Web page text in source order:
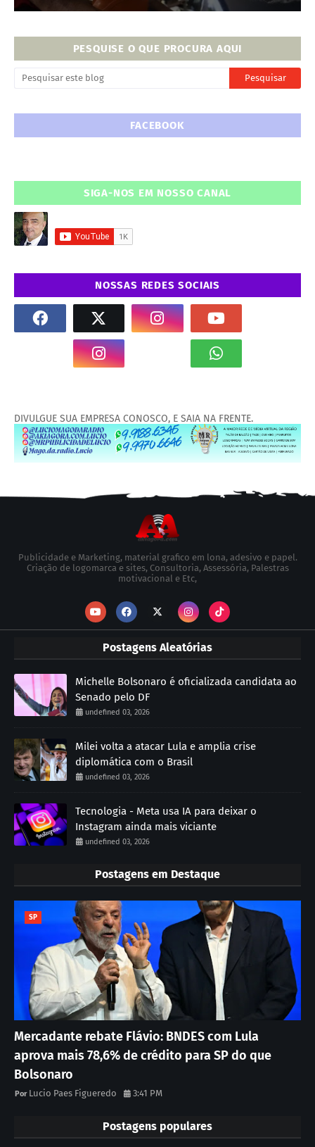
PESQUISE O QUE PROCURA AQUI
FACEBOOK
SIGA-NOS EM NOSSO CANAL
NOSSAS REDES SOCIAIS
DIVULGUE SUA EMPRESA CONOSCO, E SAIA NA FRENTE.
Publicidade e Marketing, material grafico em lona, adesivo e papel.
Criação de logomarca e sites, Consultoria, Assessória, Palestras
motivacional e Etc,
Postagens Aleatórias
Michelle Bolsonaro é oficializada candidata ao
Senado pelo DF
undefined 03, 2026
Milei volta a atacar Lula e amplia crise
diplomática com o Brasil
undefined 03, 2026
Tecnologia - Meta usa IA para deixar o
Instagram ainda mais viciante
undefined 03, 2026
Postagens em Destaque
SP
Mercadante rebate Flávio: BNDES com Lula
aprova mais 78,6% de crédito para SP do que
Bolsonaro
Lucio Paes Figueredo 3:41 PM
Postagens populares